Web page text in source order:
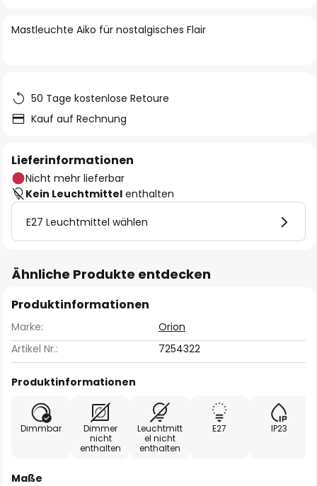
springen
Mastleuchte Aiko für nostalgisches Flair
50 Tage kostenlose Retoure
Kauf auf Rechnung
Lieferinformationen
Nicht mehr lieferbar
Kein Leuchtmittel enthalten
E27 Leuchtmittel wählen
Ähnliche Produkte entdecken
Produktinformationen
Marke:
Orion
Artikel Nr.:
7254322
Produktinformationen
Dimmbar
Dimmer
nicht
enthalten
Leuchtmitt
el nicht
enthalten
E27 IP23
Maße